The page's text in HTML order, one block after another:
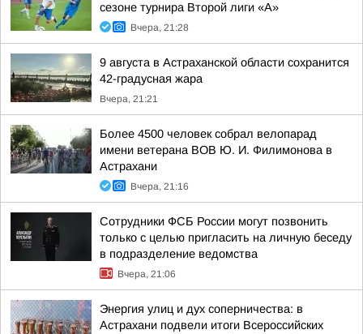
сезоне турнира Второй лиги «А»
Вчера, 21:28
9 августа в Астраханской области сохранится
42-градусная жара
Вчера, 21:21
Более 4500 человек собрал велопарад
имени ветерана ВОВ Ю. И. Филимонова в
Астрахани
Вчера, 21:16
Сотрудники ФСБ России могут позвонить
только с целью пригласить на личную беседу
в подразделение ведомства
Вчера, 21:06
Энергия улиц и дух соперничества: в
Астрахани подвели итоги Всероссийских